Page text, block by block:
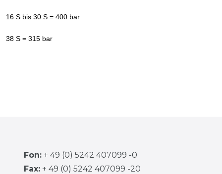
16 S bis 30 S = 400 bar
38 S = 315 bar
Fon: + 49 (0) 5242 407099 -0
Fax: + 49 (0) 5242 407099 -20